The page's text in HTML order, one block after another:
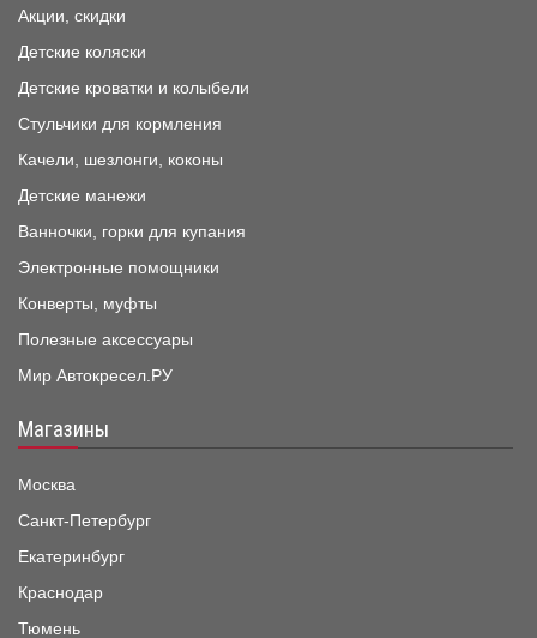
Акции, скидки
Детские коляски
Детские кроватки и колыбели
Стульчики для кормления
Качели, шезлонги, коконы
Детские манежи
Ванночки, горки для купания
Электронные помощники
Конверты, муфты
Полезные аксессуары
Мир Автокресел.РУ
Магазины
Москва
Санкт-Петербург
Екатеринбург
Краснодар
Тюмень